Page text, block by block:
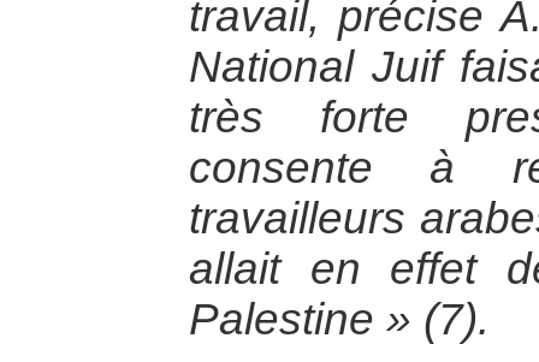
travail, précise
National Juif
très forte
consente à
travailleurs
allait en effet
Palestine » (7).